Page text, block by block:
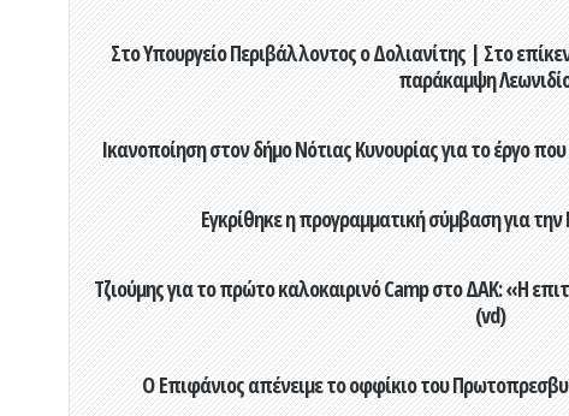
Στο Υπουργείο Περιβάλλοντος ο Δολιανίτης | Στο
παράκαμψη
Ικανοποίηση στον δήμο Νότιας Κυνουρίας για το έργο
Εγκρίθηκε η προγραμματική σύμβαση για
Τζιούμης για το πρώτο καλοκαιρινό Camp στο ΔΑΚ: «Η
(vd)
Ο Επιφάνιος απένειμε το οφφίκιο του